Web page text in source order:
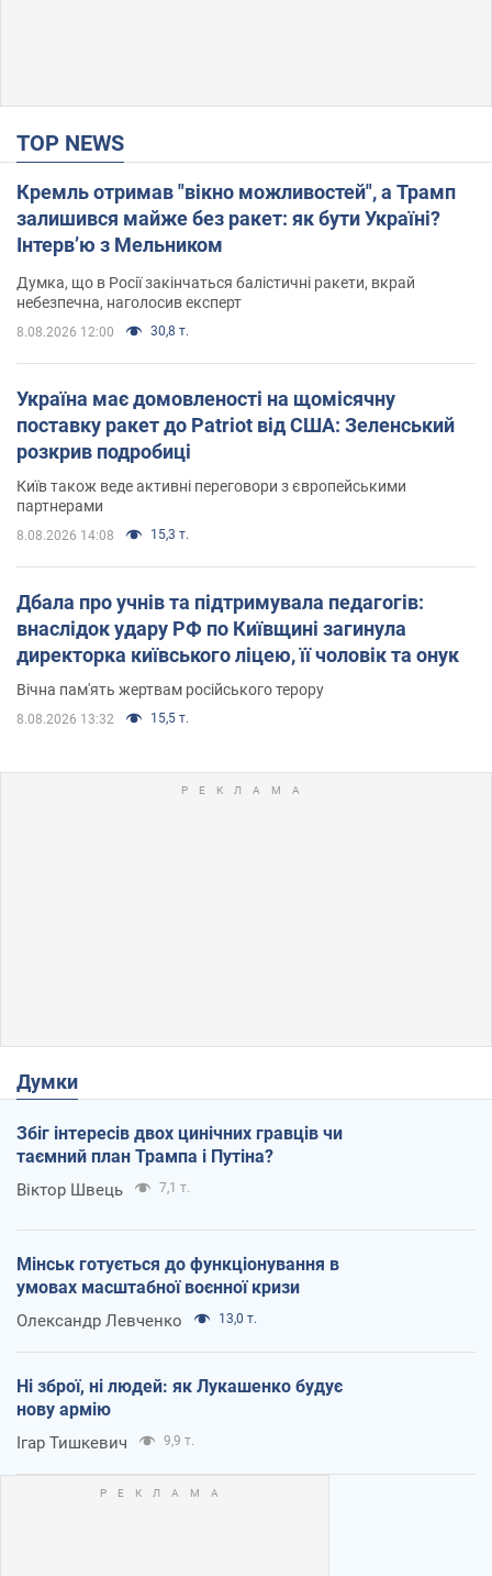
TOP NEWS
Кремль отримав "вікно можливостей", а Трамп
залишився майже без ракет: як бути Україні?
Інтерв’ю з Мельником
Думка, що в Росії закінчаться балістичні ракети, вкрай
небезпечна, наголосив експерт
8.08.2026 12:00 30,8 т.
Україна має домовленості на щомісячну
поставку ракет до Patriot від США: Зеленський
розкрив подробиці
Київ також веде активні переговори з європейськими
партнерами
8.08.2026 14:08 15,3 т.
Дбала про учнів та підтримувала педагогів:
внаслідок удару РФ по Київщині загинула
директорка київського ліцею, її чоловік та онук
Вічна пам'ять жертвам російського терору
8.08.2026 13:32 15,5 т.
Думки
Збіг інтересів двох цинічних гравців чи
таємний план Трампа і Путіна?
Віктор Швець 7,1 т.
Мінськ готується до функціонування в
умовах масштабної воєнної кризи
Олександр Левченко 13,0 т.
Ні зброї, ні людей: як Лукашенко будує
нову армію
Ігар Тишкевич 9,9 т.